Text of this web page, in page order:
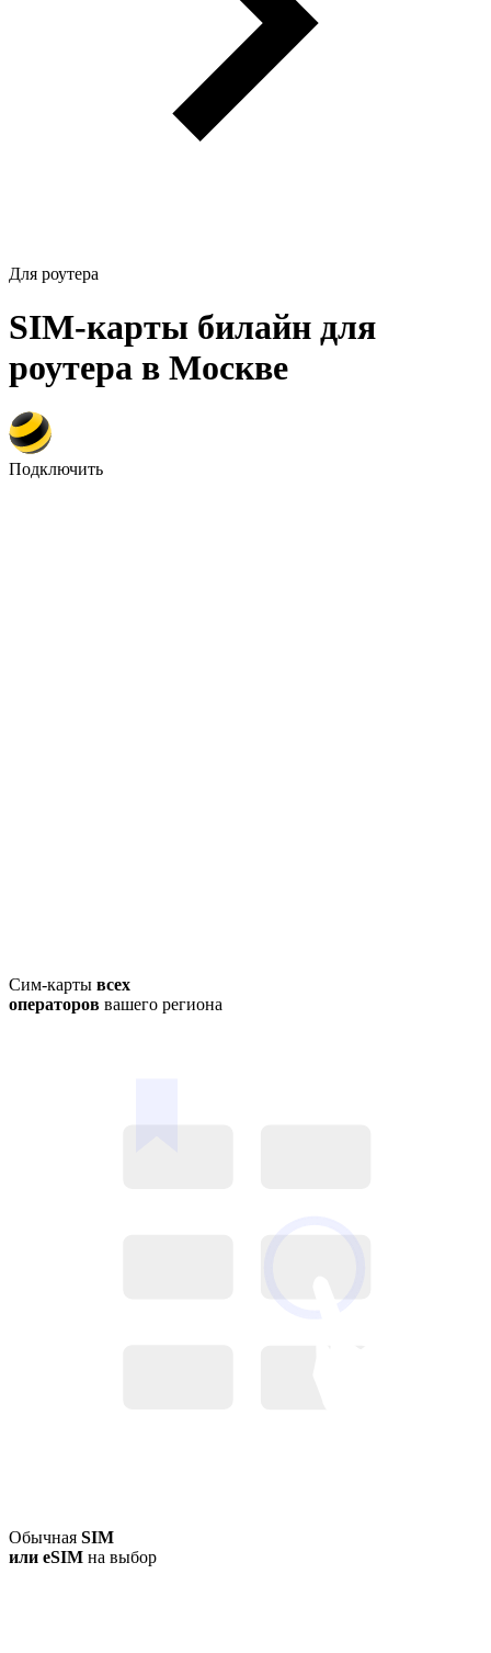
Для роутера
SIM-карты билайн для
роутера в Москве
Подключить
Сим-карты всех
операторов вашего региона
Обычная SIM
или eSIM на выбор